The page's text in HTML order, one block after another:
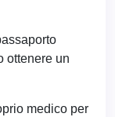
ottenere un
medico per